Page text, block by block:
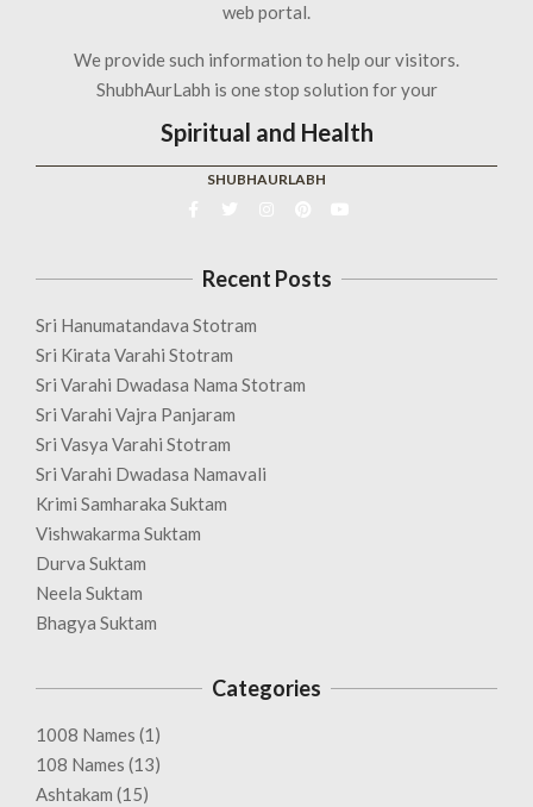
web portal.
We provide such information to help our visitors.
ShubhAurLabh is one stop solution for your
Spiritual and Health
SHUBHAURLABH
Recent Posts
Sri Hanumatandava Stotram
Sri Kirata Varahi Stotram
Sri Varahi Dwadasa Nama Stotram
Sri Varahi Vajra Panjaram
Sri Vasya Varahi Stotram
Sri Varahi Dwadasa Namavali
Krimi Samharaka Suktam
Vishwakarma Suktam
Durva Suktam
Neela Suktam
Bhagya Suktam
Categories
1008 Names (1)
108 Names (13)
Ashtakam (15)